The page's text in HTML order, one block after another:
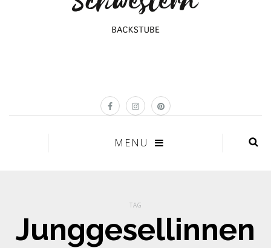
MENU
TAG
Junggesellinnen